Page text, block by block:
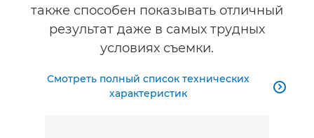
также способен показывать отличный
результат даже в самых трудных
условиях съемки.
Смотреть полный список технических
характеристик
